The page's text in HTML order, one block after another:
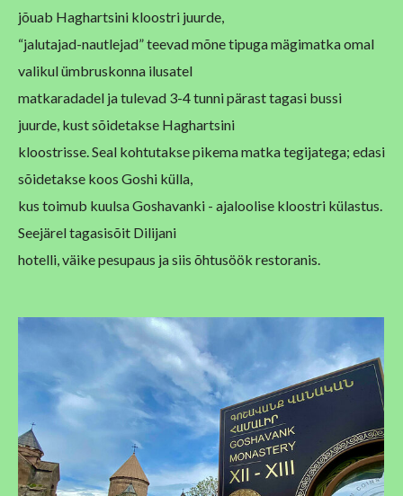
jõuab Haghartsini kloostri juurde,
“jalutajad-nautlejad” teevad mõne tipuga mägimatka omal
valikul ümbruskonna ilusatel
matkaradadel ja tulevad 3-4 tunni pärast tagasi bussi
juurde, kust sõidetakse Haghartsini
kloostrisse. Seal kohtutakse pikema matka tegijatega; edasi
sõidetakse koos Goshi külla,
kus toimub kuulsa Goshavanki - ajaloolise kloostri külastus.
Seejärel tagasisõit Dilijani
hotelli, väike pesupaus ja siis õhtusöök restoranis.